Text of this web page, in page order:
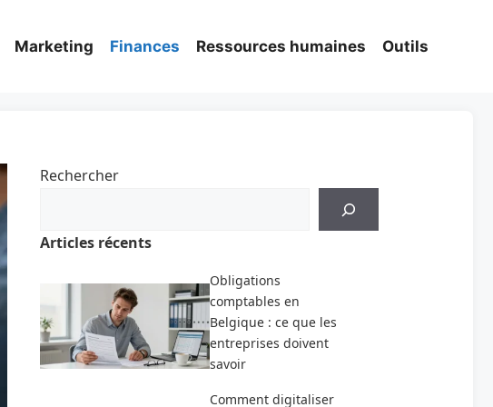
Marketing Finances Ressources humaines Outils
Rechercher
Articles récents
Obligations
comptables en
Belgique : ce que les
entreprises doivent
savoir
Comment digitaliser